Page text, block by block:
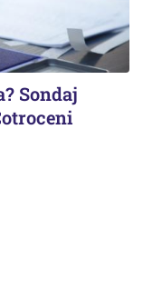
Sondaj